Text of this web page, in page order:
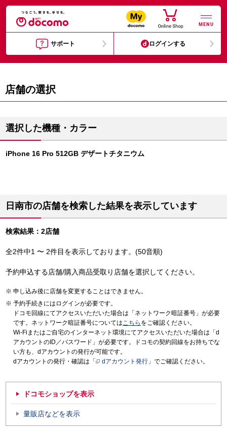
MENU
サポート ログインする
店舗の選択
選択した機種・カラー
iPhone 16 Pro 512GB デザートチタニウム
日南市の店舗を検索した結果を表示しています
検索結果：2店舗
全2件中1 〜 2件目を表示しております。(50音順)
予約申込する店舗/購入商品受取り店舗を選択してください。
申し込み後に店舗を変更することはできません。
予約手続きにはログインが必要です。
ドコモ回線にてアクセスいただいた場合は「ネットワーク暗証番号」が必要
です。ネットワーク暗証番号についてはこちら をご確認ください。
Wi-Fiまたはご自宅のインターネット環境にてアクセスいただいた場合は「d
アカウントのID／パスワード」が必要です。ドコモの契約回線をお持ちでな
い方も、dアカウントの発行が可能です。
dアカウントの発行・確認は「
dアカウント発行 」でご確認ください。
ドコモショップを表示
量販店などを表示